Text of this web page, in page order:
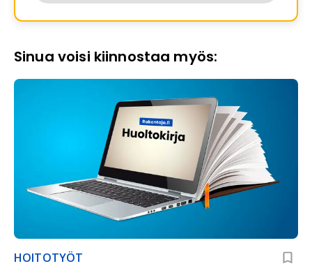
Sinua voisi kiinnostaa myös:
HOITOTYÖT